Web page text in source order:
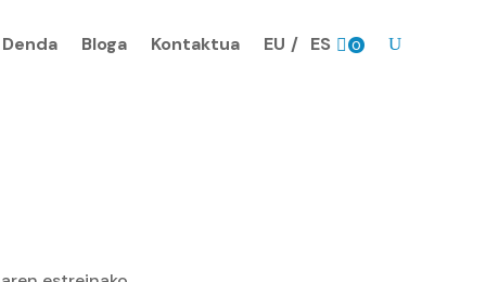
Denda Bloga Kontaktua EU ES
0